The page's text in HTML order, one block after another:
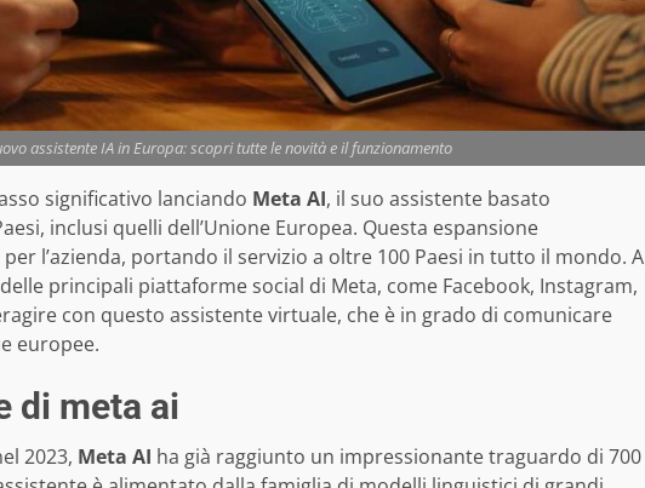
assistente IA in Europa: scopri tutte le novità e il funzionamento
significativo lanciando Meta AI, il suo assistente basato
inclusi quelli dell’Unione Europea. Questa espansione
l’azienda, portando il servizio a oltre 100 Paesi in tutto il mondo. A
principali piattaforme social di Meta, come Facebook, Instagram,
con questo assistente virtuale, che è in grado di comunicare
europee.
di meta ai
2023, Meta AI ha già raggiunto un impressionante traguardo di 700